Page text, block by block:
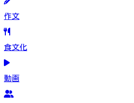
作文
食文化
動画